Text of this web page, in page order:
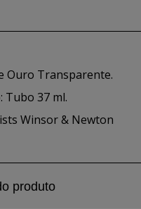
Ouro Transparente.
Tubo 37 ml.
Winsor & Newton
produto